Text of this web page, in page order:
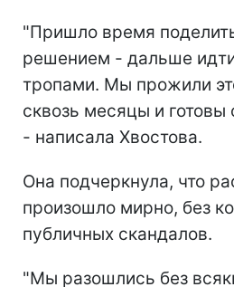
"Пришло время
решением - дальше
тропами. Мы прожили
сквозь месяцы и готовы
- написала Хвостова.
Она подчеркнула, что
произошло мирно, без
публичных скандалов.
"Мы разошлись без